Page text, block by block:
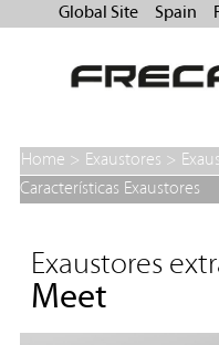
Global Site Spain
Home > Exaustores >
Características Exaustores
Exaustores
Meet